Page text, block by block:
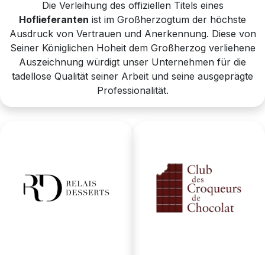
Die Verleihung des offiziellen Titels eines
Hoflieferanten ist im Großherzogtum der höchste
Ausdruck von Vertrauen und Anerkennung. Diese von
Seiner Königlichen Hoheit dem Großherzog verliehene
Auszeichnung würdigt unser Unternehmen für die
tadellose Qualität seiner Arbeit und seine ausgeprägte
Professionalität.